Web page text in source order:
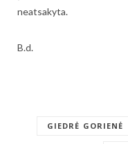
neatsakyta.
B.d.
GIEDRĖ GORIENĖ